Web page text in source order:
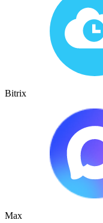
Bitrix
Max